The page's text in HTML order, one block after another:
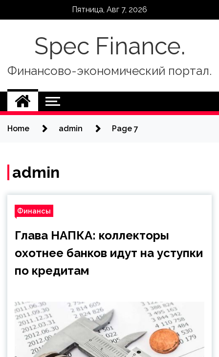
Пятница, Авг 7, 2026
Spec Finance.
Финансово-экономический портал.
Home admin Page 7
admin
Финансы
Глава НАПКА: коллекторы
охотнее банков идут на уступки
по кредитам